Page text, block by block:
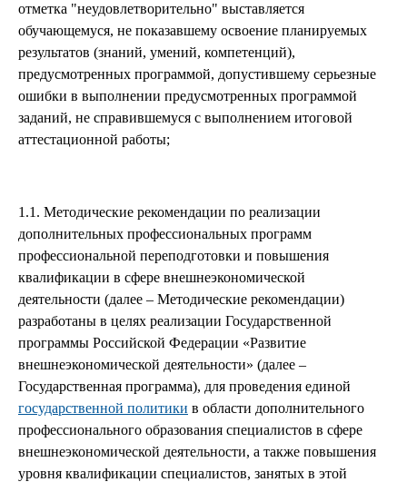
отметка "неудовлетворительно" выставляется
обучающемуся, не показавшему освоение планируемых
результатов (знаний, умений, компетенций),
предусмотренных программой, допустившему серьезные
ошибки в выполнении предусмотренных программой
заданий, не справившемуся с выполнением итоговой
аттестационной работы;
1.1. Методические рекомендации по реализации
дополнительных профессиональных программ
профессиональной переподготовки и повышения
квалификации в сфере внешнеэкономической
деятельности (далее – Методические рекомендации)
разработаны в целях реализации Государственной
программы Российской Федерации «Развитие
внешнеэкономической деятельности» (далее –
Государственная программа), для проведения единой
государственной политики в области дополнительного
профессионального образования специалистов в сфере
внешнеэкономической деятельности, а также повышения
уровня квалификации специалистов, занятых в этой